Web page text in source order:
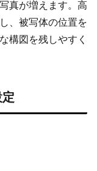
真が増えます。高
、被写体の位置を
構図を残しやすく